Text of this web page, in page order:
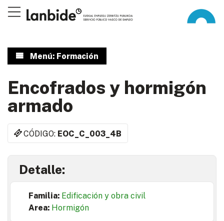
Menú: Formación
Encofrados y hormigón
armado
CÓDIGO: EOC_C_003_4B
Detalle:
Familia: Edificación y obra civil
Area: Hormigón